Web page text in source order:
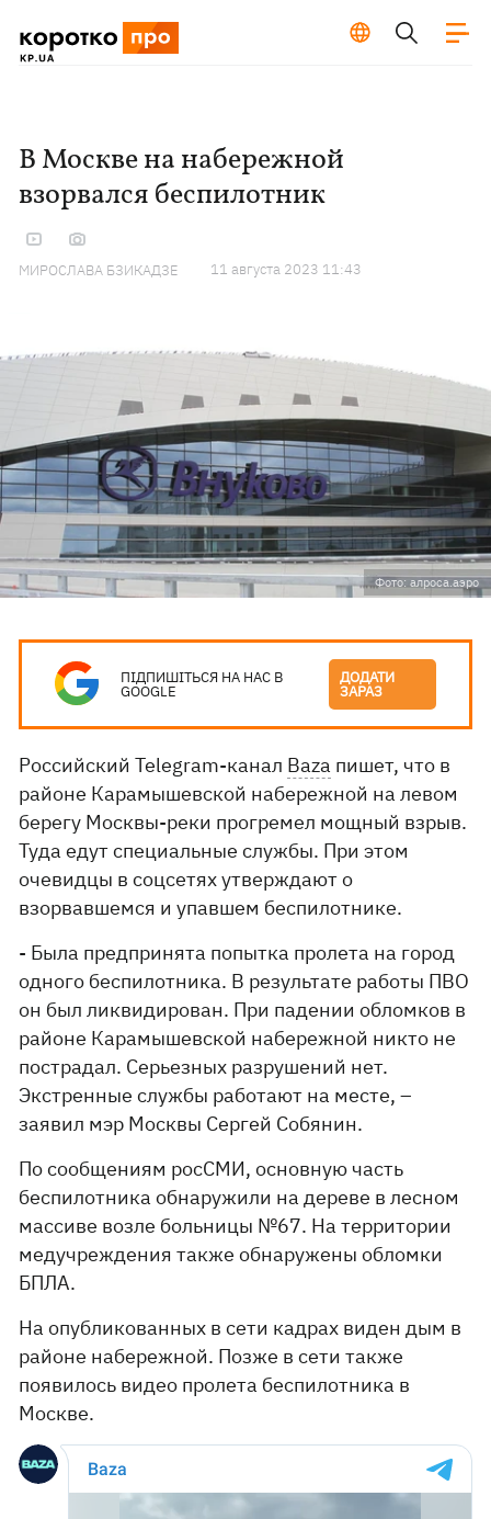
В Москве на набережной
взорвался беспилотник
МИРОСЛАВА БЗИКАДЗЕ 11 августа 2023 11:43
Фото: алроса.аэро
ПІДПИШІТЬСЯ НА НАС В
GOOGLE
ДОДАТИ
ЗАРАЗ
Российский Telegram-канал Baza пишет, что в
районе Карамышевской набережной на левом
берегу Москвы-реки прогремел мощный взрыв.
Туда едут специальные службы. При этом
очевидцы в соцсетях утверждают о
взорвавшемся и упавшем беспилотнике.
- Была предпринята попытка пролета на город
одного беспилотника. В результате работы ПВО
он был ликвидирован. При падении обломков в
районе Карамышевской набережной никто не
пострадал. Серьезных разрушений нет.
Экстренные службы работают на месте, –
заявил мэр Москвы Сергей Собянин.
По сообщениям росСМИ, основную часть
беспилотника обнаружили на дереве в лесном
массиве возле больницы №67. На территории
медучреждения также обнаружены обломки
БПЛА.
На опубликованных в сети кадрах виден дым в
районе набережной. Позже в сети также
появилось видео пролета беспилотника в
Москве.